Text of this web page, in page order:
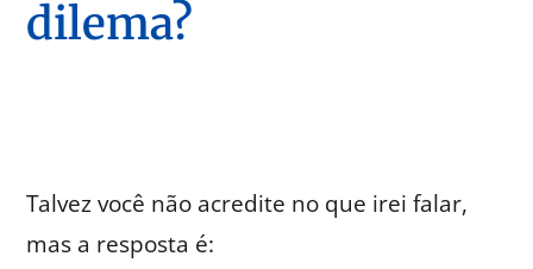
dilema?
Talvez você não acredite no que irei falar,
mas a resposta é: